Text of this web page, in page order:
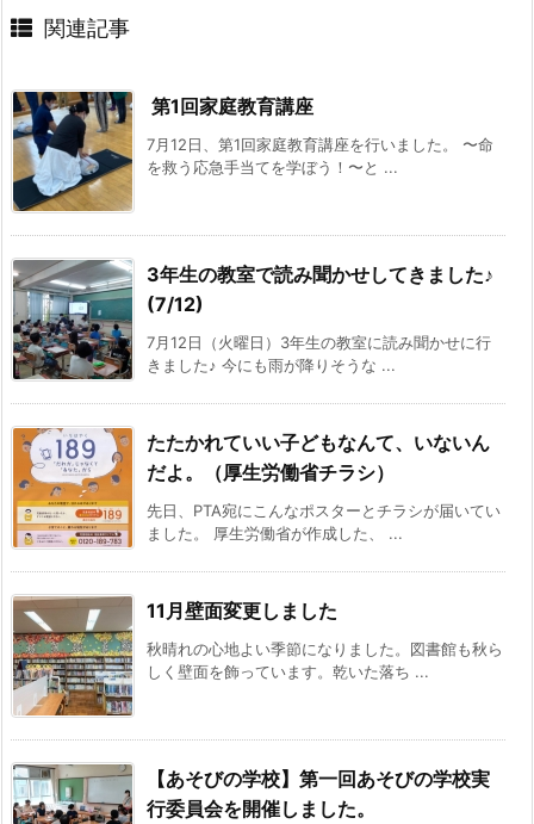
関連記事
第1回家庭教育講座
7月12日、第1回家庭教育講座を行いました。 〜命
を救う応急手当てを学ぼう！〜と ...
3年生の教室で読み聞かせしてきました♪
(7/12)
7月12日（火曜日）3年生の教室に読み聞かせに行
きました♪ 今にも雨が降りそうな ...
たたかれていい子どもなんて、いないん
だよ。（厚生労働省チラシ）
先日、PTA宛にこんなポスターとチラシが届いてい
ました。 厚生労働省が作成した、 ...
11月壁面変更しました
秋晴れの心地よい季節になりました。図書館も秋ら
しく壁面を飾っています。乾いた落ち ...
【あそびの学校】第一回あそびの学校実
行委員会を開催しました。